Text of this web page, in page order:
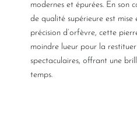
modernes et épurées. En son
de qualité supérieure est mise
précision d’orfèvre, cette
moindre lueur pour la restituer
spectaculaires, offrant une
temps.